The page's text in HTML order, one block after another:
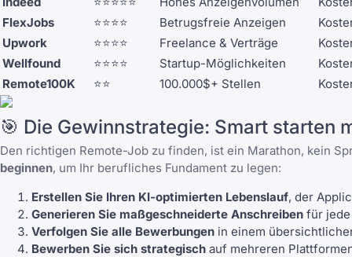
FlexJobs
⭐⭐⭐⭐ Betrugsfreie Anzeigen
Upwork
⭐⭐⭐⭐ Freelance & Verträge
Wellfound
⭐⭐⭐⭐ Startup-Möglichkeiten
Remote100K
⭐⭐ 100.000$+ Stellen
🎯 Die Gewinnstrategie: Smart starten
Den richtigen Remote-Job zu finden, ist ein Marathon, kein
beginnen, um Ihr berufliches Fundament zu legen:
Erstellen Sie Ihren KI-optimierten Lebenslauf, der
Generieren Sie maßgeschneiderte Anschreiben für
Verfolgen Sie alle Bewerbungen in einem
Bewerben Sie sich strategisch auf mehreren